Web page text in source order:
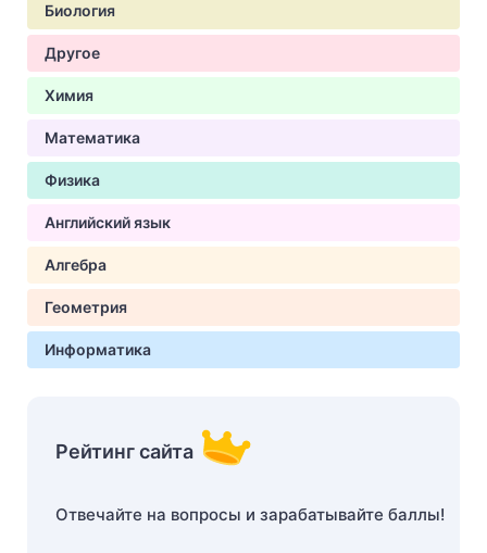
Биология
Другое
Химия
Математика
Физика
Английский язык
Алгебра
Геометрия
Информатика
Рейтинг сайта
Отвечайте на вопросы и зарабатывайте баллы!